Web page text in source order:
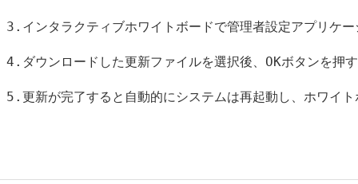
3.インタラクティブホワイトボードで管理者設定アプリケ
4.ダウンロードした更新ファイルを選択後、OKボタンを押
5.更新が完了すると自動的にシステムは再起動し、ホワイ